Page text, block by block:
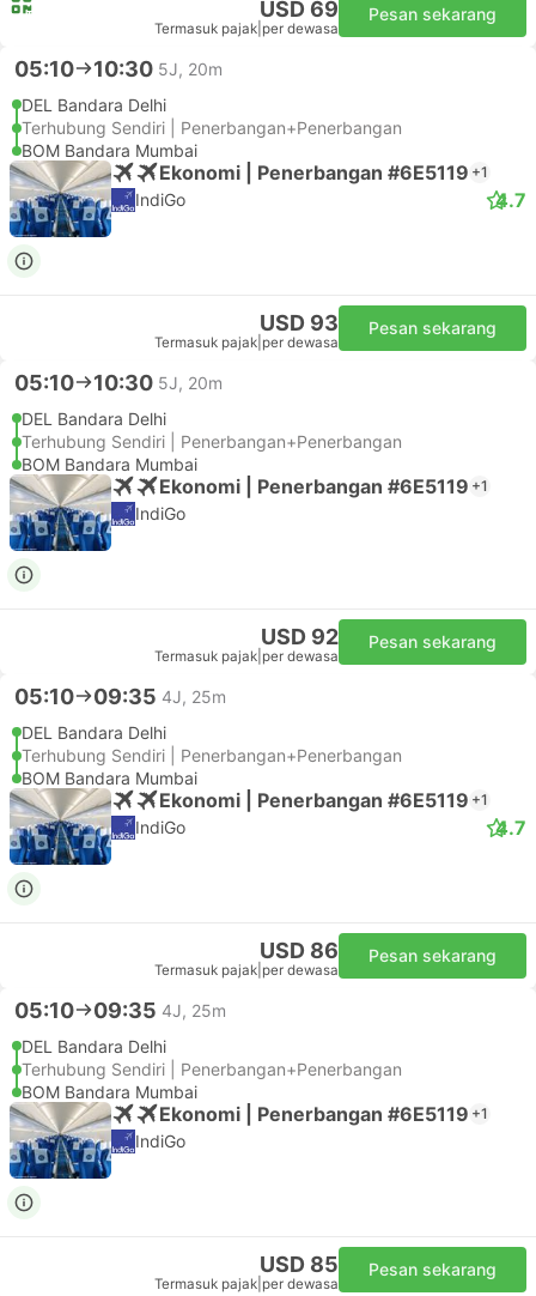
USD 69
Termasuk pajak per dewasa
Pesan sekarang
05:10 10:30 5J, 20m
DEL Bandara Delhi
Terhubung Sendiri | Penerbangan+Penerbangan
BOM Bandara Mumbai
Ekonomi | Penerbangan #6E5119 +1
IndiGo 4.7
USD 93
Termasuk pajak per dewasa
Pesan sekarang
05:10 10:30 5J, 20m
DEL Bandara Delhi
Terhubung Sendiri | Penerbangan+Penerbangan
BOM Bandara Mumbai
Ekonomi | Penerbangan #6E5119 +1
IndiGo
USD 92
Termasuk pajak per dewasa
Pesan sekarang
05:10 09:35 4J, 25m
DEL Bandara Delhi
Terhubung Sendiri | Penerbangan+Penerbangan
BOM Bandara Mumbai
Ekonomi | Penerbangan #6E5119 +1
IndiGo 4.7
USD 86
Termasuk pajak per dewasa
Pesan sekarang
05:10 09:35 4J, 25m
DEL Bandara Delhi
Terhubung Sendiri | Penerbangan+Penerbangan
BOM Bandara Mumbai
Ekonomi | Penerbangan #6E5119 +1
IndiGo
USD 85
Termasuk pajak per dewasa
Pesan sekarang